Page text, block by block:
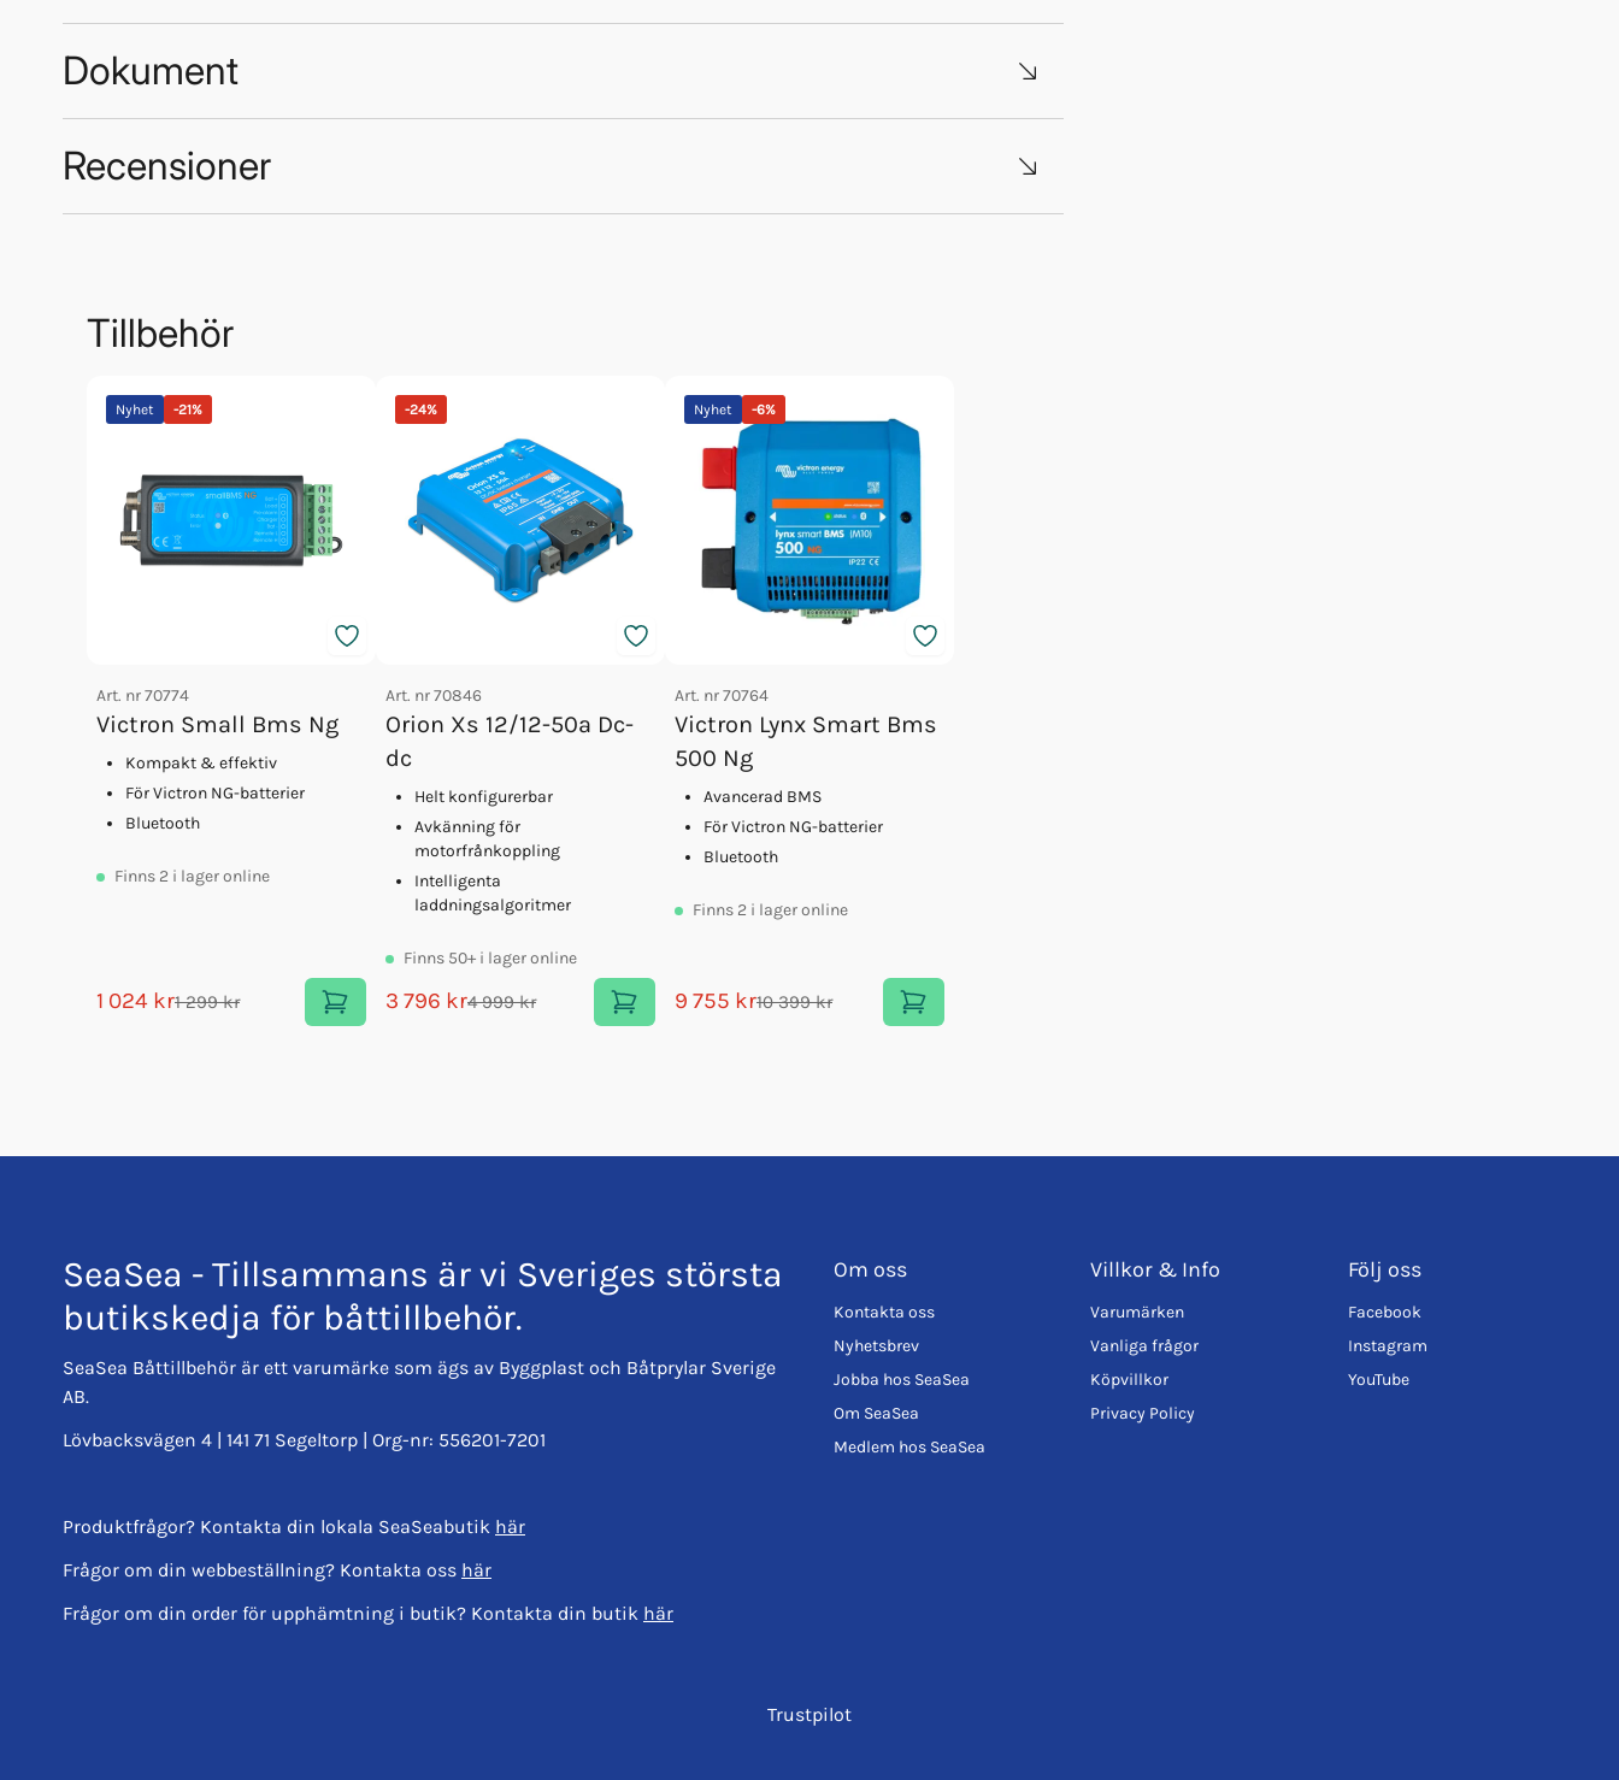
Bredd: 197 mm
Victron Energy
Dokument
Recensioner
Tillbehör
Nyhet -21%
Art. nr70774
Victron Small Bms Ng
Kompakt & effektiv
För Victron NG-batterier
Bluetooth
Finns 2 i lager online
1 024 kr1 299 kr
-24%
Art. nr70846
Orion Xs 12/12-50a Dc-
dc
Helt konfigurerbar
Avkänning för
motorfrånkoppling
Intelligenta
laddningsalgoritmer
Finns 50+ i lager online
3 796 kr4 999 kr
Nyhet -6%
Art. nr70764
Victron Lynx Smart Bms
500 Ng
Avancerad BMS
För Victron NG-batterier
Bluetooth
Finns 2 i lager online
9 755 kr10 399 kr
SeaSea - Tillsammans är vi Sveriges största
butikskedja för båttillbehör.
SeaSea Båttillbehör är ett varumärke som ägs av Byggplast och Båtprylar Sverige
AB.
Lövbacksvägen 4 | 141 71 Segeltorp | Org-nr: 556201-7201
Produktfrågor? Kontakta din lokala SeaSeabutik här
Frågor om din webbeställning? Kontakta oss här
Frågor om din order för upphämtning i butik? Kontakta din butik här
Om oss
Kontakta oss
Nyhetsbrev
Jobba hos SeaSea
Om SeaSea
Medlem hos SeaSea
Villkor & Info
Varumärken
Vanliga frågor
Köpvillkor
Privacy Policy
Följ oss
Facebook
Instagram
YouTube
Trustpilot